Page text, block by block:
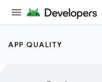
APP QUALITY